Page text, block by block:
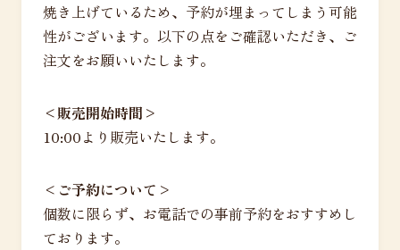
焼き上げているため、予約が埋まってしまう可能
性がございます。以下の点をご確認いただき、ご
注文をお願いいたします。
<販売開始時間>
10:00より販売いたします。
<ご予約について>
個数に限らず、お電話での事前予約をおすすめし
ております。